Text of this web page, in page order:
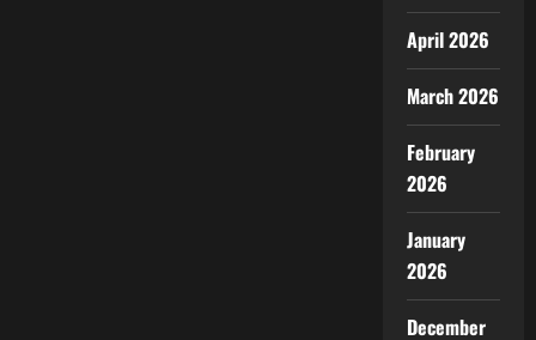
April 2026
March 2026
February
2026
January
2026
December